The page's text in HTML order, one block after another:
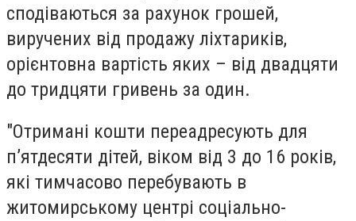
сподіваються за рахунок грошей,
виручених від продажу ліхтариків,
орієнтовна вартість яких – від двадцяти
до тридцяти гривень за один.
"Отримані кошти переадресують для
п’ятдесяти дітей, віком від 3 до 16 років,
які тимчасово перебувають в
житомирському центрі соціально-